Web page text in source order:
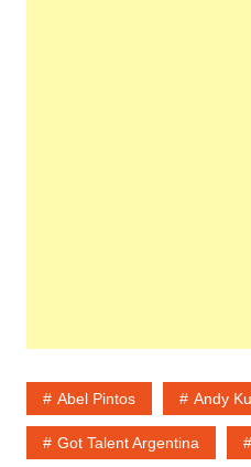
Abel Pintos Andy
Got Talent Argentina